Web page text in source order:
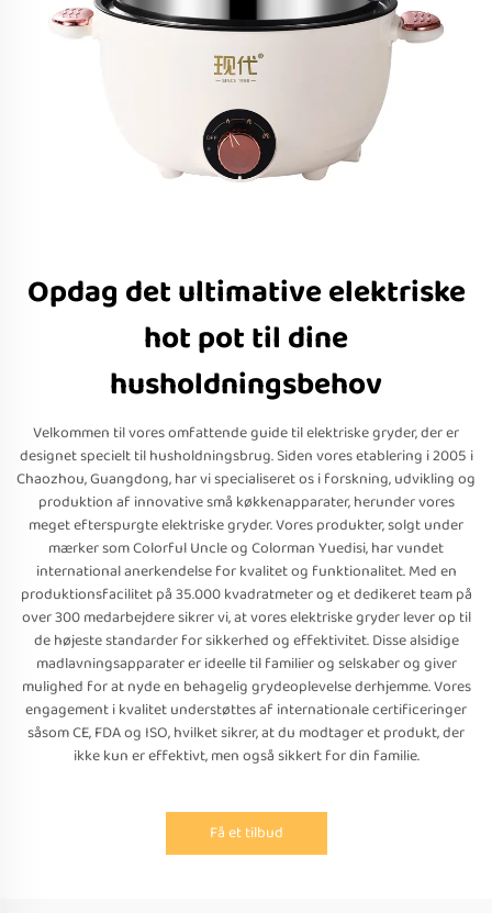
Opdag det ultimative elektriske
hot pot til dine
husholdningsbehov
Velkommen til vores omfattende guide til elektriske gryder, der er
designet specielt til husholdningsbrug. Siden vores etablering i 2005 i
Chaozhou, Guangdong, har vi specialiseret os i forskning, udvikling og
produktion af innovative små køkkenapparater, herunder vores
meget efterspurgte elektriske gryder. Vores produkter, solgt under
mærker som Colorful Uncle og Colorman Yuedisi, har vundet
international anerkendelse for kvalitet og funktionalitet. Med en
produktionsfacilitet på 35.000 kvadratmeter og et dedikeret team på
over 300 medarbejdere sikrer vi, at vores elektriske gryder lever op til
de højeste standarder for sikkerhed og effektivitet. Disse alsidige
madlavningsapparater er ideelle til familier og selskaber og giver
mulighed for at nyde en behagelig grydeoplevelse derhjemme. Vores
engagement i kvalitet understøttes af internationale certificeringer
såsom CE, FDA og ISO, hvilket sikrer, at du modtager et produkt, der
ikke kun er effektivt, men også sikkert for din familie.
Få et tilbud